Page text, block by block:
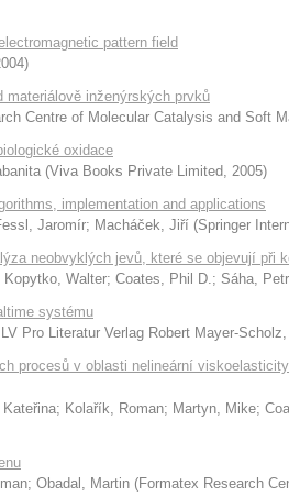
pattern field
)
materiálově inženýrských prvků
Centre of Molecular Catalysis and Soft
oxidace
(Viva Books Private Limited, 2005)
implementation and applications
Jaromír; Macháček, Jiří (Springer
neobvyklých jevů, které se objevují při
Kopytko, Walter; Coates, Phil D.; Sáha, Petr
systému
Pro Literatur Verlag Robert Mayer-Scholz
procesů v oblasti nelineární
; Kolařík, Roman; Martyn, Mike;
; Obadal, Martin (Formatex Research